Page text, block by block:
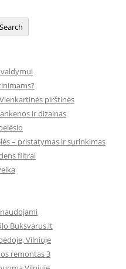
Search
pirštinės
ir dizainas
– pristatymas ir surinkimas
filtrai
Buksvarus.lt
Vilniuje
remontas 3